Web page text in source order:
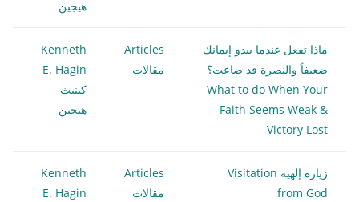
هيجين
ماذا تفعل عندما يبدو إيمانك
ضعيفاً والنصرة قد ضاعت؟
What to do When Your
Faith Seems Weak &
Victory Lost
Articles
مقالات
Kenneth
E. Hagin
كينيث
هيجين
زيارة إلهية Visitation
from God
Articles
مقالات
Kenneth
E. Hagin